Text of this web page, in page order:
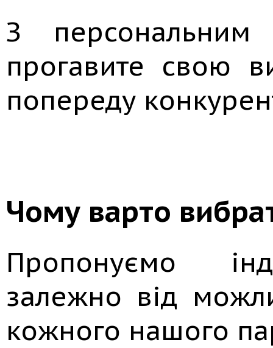
З
прогавите свою
попереду
Чому варто
Пропонуємо
залежно від
кожного нашого